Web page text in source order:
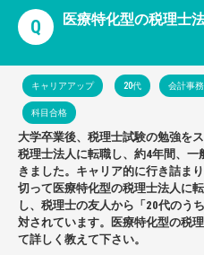
業界情報
求人情報
Q 医療特化型の税理士
キャリアアップ 20代 会計事
科目合格
大学卒業後、税理士試験の勉強を
税理士法人に転職し、約4年間、
きました。キャリア的に行き詰ま
切って医療特化型の税理士法人に
し、税理士の友人から「20代のう
対されています。医療特化型の税
て詳しく教えて下さい。